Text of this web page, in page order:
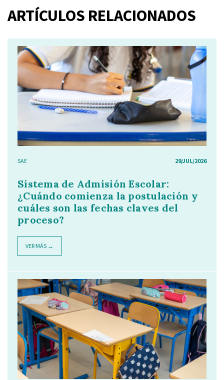
ARTÍCULOS RELACIONADOS
SAE 29/JUL/2026
Sistema de Admisión Escolar:
¿Cuándo comienza la postulación y
cuáles son las fechas claves del
proceso?
VER MÁS →